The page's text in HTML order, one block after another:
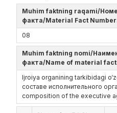
Muhim faktning raqami/
факта/Material Fact
08
Muhim faktning nomi/
факта/Name of material
Ijroiya organining tarkibidagi
составе исполнительного
composition of the executive